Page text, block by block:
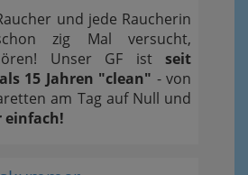
und jede Raucherin
zig Mal versucht,
Unser GF ist seit
15 Jahren "clean" - von
am Tag auf Null und
einfach!